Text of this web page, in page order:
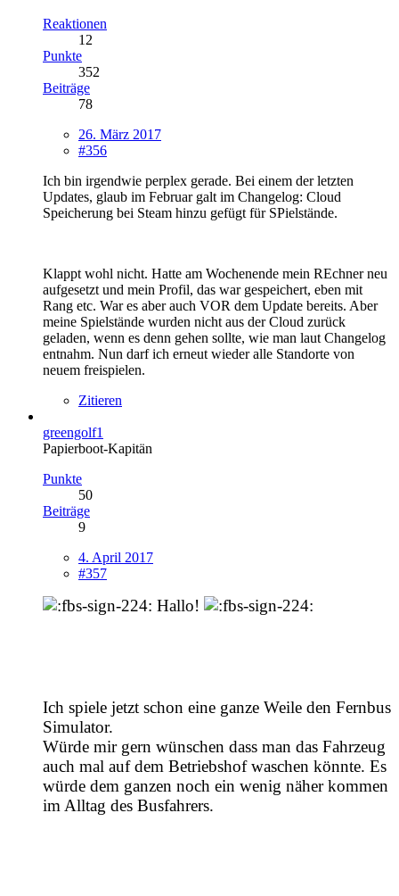
Reaktionen
12
Punkte
352
Beiträge
78
26. März 2017
#356
Ich bin irgendwie perplex gerade. Bei einem der letzten
Updates, glaub im Februar galt im Changelog: Cloud
Speicherung bei Steam hinzu gefügt für SPielstände.
Klappt wohl nicht. Hatte am Wochenende mein REchner neu
aufgesetzt und mein Profil, das war gespeichert, eben mit
Rang etc. War es aber auch VOR dem Update bereits. Aber
meine Spielstände wurden nicht aus der Cloud zurück
geladen, wenn es denn gehen sollte, wie man laut Changelog
entnahm. Nun darf ich erneut wieder alle Standorte von
neuem freispielen.
Zitieren
greengolf1
Papierboot-Kapitän
Punkte
50
Beiträge
9
4. April 2017
#357
Hallo!
Ich spiele jetzt schon eine ganze Weile den Fernbus
Simulator.
Würde mir gern wünschen dass man das Fahrzeug
auch mal auf dem Betriebshof waschen könnte. Es
würde dem ganzen noch ein wenig näher kommen
im Alltag des Busfahrers.